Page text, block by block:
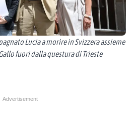
Lucia a morire in Svizzera assieme
fuori dalla questura di Trieste